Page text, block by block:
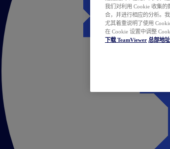
我们对利用 Cookie 收集
合，并进行相应的分析。
尤其着重说明了使用
在 Cookie 设置中调整
下载 TeamViewer 总部地址